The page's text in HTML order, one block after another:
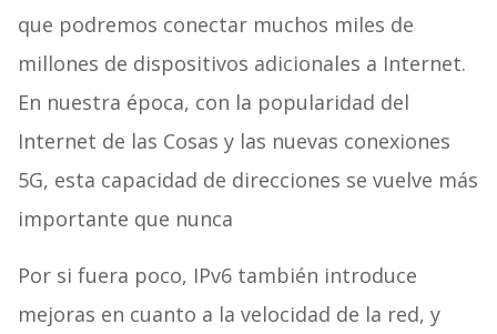
que podremos conectar muchos miles de
millones de dispositivos adicionales a Internet.
En nuestra época, con la popularidad del
Internet de las Cosas y las nuevas conexiones
5G, esta capacidad de direcciones se vuelve más
importante que nunca
Por si fuera poco, IPv6 también introduce
mejoras en cuanto a la velocidad de la red, y